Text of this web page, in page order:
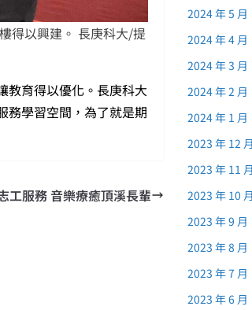
得以興建。 長庚科大/提
教育得以優化。長庚科大
務學習空間，為了就是期
工服務 音樂療癒頂溪長輩
2024 年 5 月
2024 年 4 月
2024 年 3 月
2024 年 2 月
2024 年 1 月
2023 年 12 月
2023 年 11 月
2023 年 10 月
2023 年 9 月
2023 年 8 月
2023 年 7 月
2023 年 6 月